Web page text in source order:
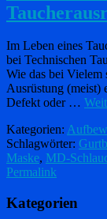
Im Leben eines
bei Technischen
Wie das bei Vielem
Ausrüstung (meist)
Defekt oder …
Kategorien:
Schlagwörter:
Maske, MD-
Permalink
Kategorien